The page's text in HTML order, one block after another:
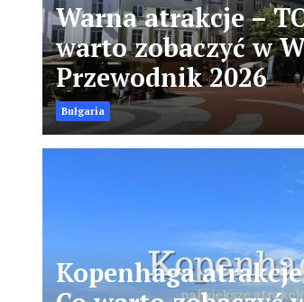
Warna atrakcje –
warto zobaczyć w
Przewodnik 2026
Bułgaria
Kopenhaga